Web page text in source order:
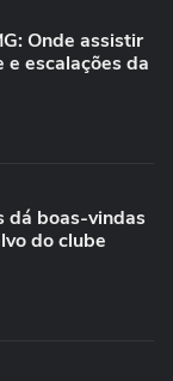
Onde assistir
escalações da
dá boas-vindas
do clube